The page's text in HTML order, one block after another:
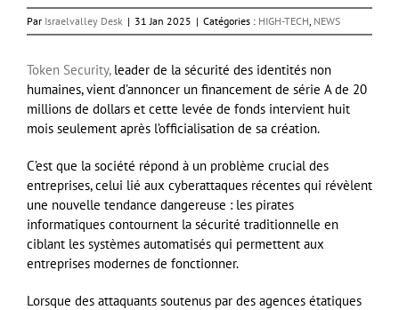
Par Israelvalley Desk | 31 Jan 2025 | Catégories : HIGH-TECH NEWS
Token Security,leader de la sécurité des identités non
humaines, vient d’annoncer un financement de série A de 20
millions de dollars et cette levée de fonds intervient huit
mois seulement après l’officialisation de sa création.
C’est que la société répond à un problème crucial des
entreprises, celui lié aux cyberattaques récentes qui révèlent
une nouvelle tendance dangereuse : les pirates
informatiques contournent la sécurité traditionnelle en
ciblant les systèmes automatisés qui permettent aux
entreprises modernes de fonctionner.
Lorsque des attaquants soutenus par des agences étatiques